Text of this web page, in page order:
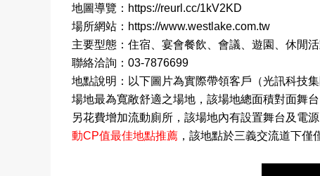
地圖導覽： https://reurl.cc/1kV2KD
場所網站： https://www.westlake.com.tw
主要型態：住宿 、宴會餐飲、會議、遊園 休閒
聯絡洽詢： 03-7876699
地點說明：以下圖片為實際帶領客戶（光訊科技
場地最為寬敞舒適之場地，該場地總面積對面舞
另花費增加流動廁所，該場地內有設置舞台及電
動CP值最佳地點推薦 ，該地點於三義交流道下僅